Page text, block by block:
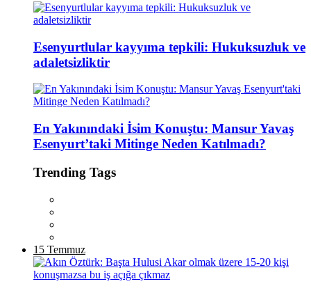
Esenyurtlular kayyıma tepkili: Hukuksuzluk ve
adaletsizliktir
En Yakınındaki İsim Konuştu: Mansur Yavaş
Esenyurt’taki Mitinge Neden Katılmadı?
Trending Tags
15 Temmuz